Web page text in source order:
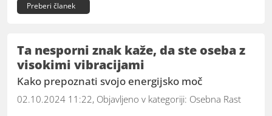
Preberi članek
Ta nesporni znak kaže, da ste oseba z
visokimi vibracijami
Kako prepoznati svojo energijsko moč
02.10.2024 11:22, Objavljeno v kategoriji: Osebna Rast